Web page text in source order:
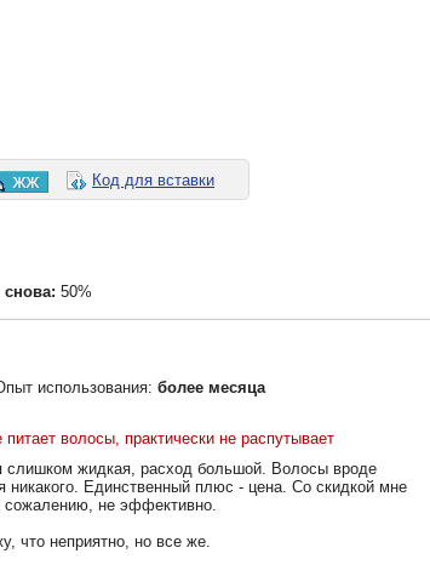
Код для вставки
50%
использования: более месяца
волосы, практически не распутывает
слишком жидкая, расход большой. Волосы вроде
никакого. Единственный плюс - цена. Со скидкой мне
не эффективно.
что неприятно, но все же.